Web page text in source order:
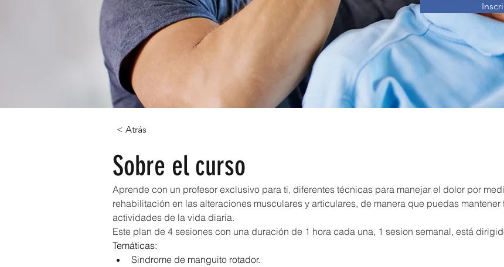
< Atrás
Sobre el curso
Aprende con un profesor exclusivo para ti, diferentes técnicas para manejar el dolor por
rehabilitación en las alteraciones musculares y articulares, de manera que puedas
actividades de la vida diaria.
Este plan de 4 sesiones con una duración de 1 hora cada una, 1 sesion semanal, está
Temáticas:
Sindrome de manguito rotador.